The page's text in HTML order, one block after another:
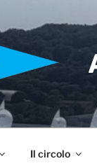
Il circolo